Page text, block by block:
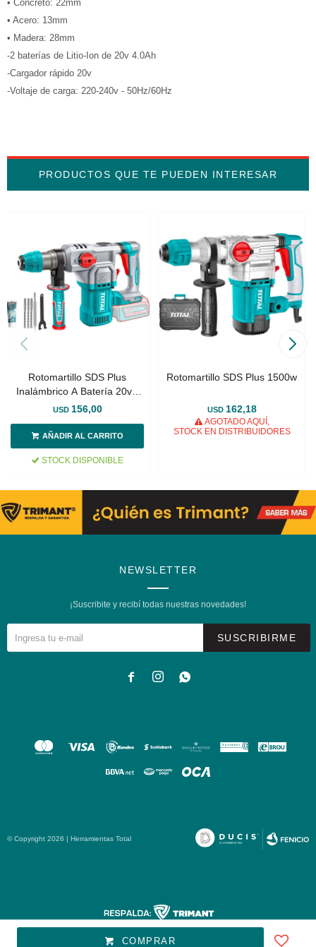
COMPRAR
• Concreto: 22mm
• Acero: 13mm
• Madera: 28mm
-2 baterías de Litio-Ion de 20v 4.0Ah
-Cargador rápido 20v
-Voltaje de carga: 220-240v - 50Hz/60Hz
PRODUCTOS QUE TE PUEDEN INTERESAR
Rotomartillo SDS Plus
Inalámbrico A Batería 20v -
Sin Carbones
USD 156,00
STOCK DISPONIBLE
Rotomartillo SDS Plus 1500w
USD 162,18
AGOTADO AQUÍ,
STOCK EN DISTRIBUIDORES
NEWSLETTER
¡Suscribite y recibí todas nuestras novedades!
SUSCRIBIRME
  
© Copyright 2026 | Herramientas Total
Fenicio